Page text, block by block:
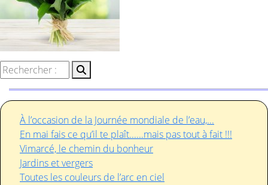
À l’occasion de la Journée mondiale de l’eau,...
En mai fais ce qu’il te plaît......mais pas tout à fait !!!
Vimarcé, le chemin du bonheur
Jardins et vergers
Toutes les couleurs de l’arc en ciel